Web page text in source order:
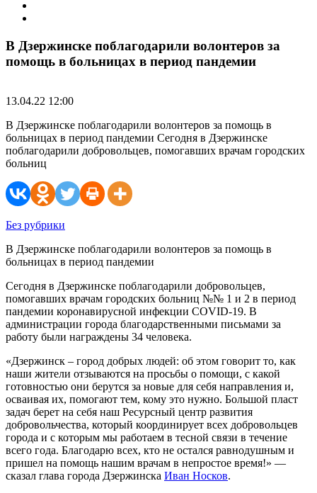
В Дзержинске поблагодарили волонтеров за
помощь в больницах в период пандемии
13.04.22 12:00
В Дзержинске поблагодарили волонтеров за помощь в
больницах в период пандемии Сегодня в Дзержинске
поблагодарили добровольцев, помогавших врачам городских
больниц
Без рубрики
В Дзержинске поблагодарили волонтеров за помощь в
больницах в период пандемии
Сегодня в Дзержинске поблагодарили добровольцев,
помогавших врачам городских больниц №№ 1 и 2 в период
пандемии коронавирусной инфекции COVID-19. В
администрации города благодарственными письмами за
работу были награждены 34 человека.
«Дзержинск – город добрых людей: об этом говорит то, как
наши жители отзываются на просьбы о помощи, с какой
готовностью они берутся за новые для себя направления и,
осваивая их, помогают тем, кому это нужно. Большой пласт
задач берет на себя наш Ресурсный центр развития
добровольчества, который координирует всех добровольцев
города и с которым мы работаем в тесной связи в течение
всего года. Благодарю всех, кто не остался равнодушным и
пришел на помощь нашим врачам в непростое время!» —
сказал глава города Дзержинска Иван Носков.